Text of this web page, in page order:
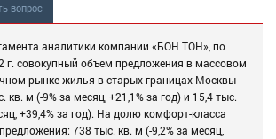
вопрос
аналитики компании «БОН ТОН», по
г. совокупный объем предложения в массовом
рынке жилья в старых границах Москвы
кв. м (-9% за месяц, +21,1% за год) и 15,4 тыс.
+39,4% за год). На долю комфорт-класса
738 тыс. кв. м (-9,2% за месяц,